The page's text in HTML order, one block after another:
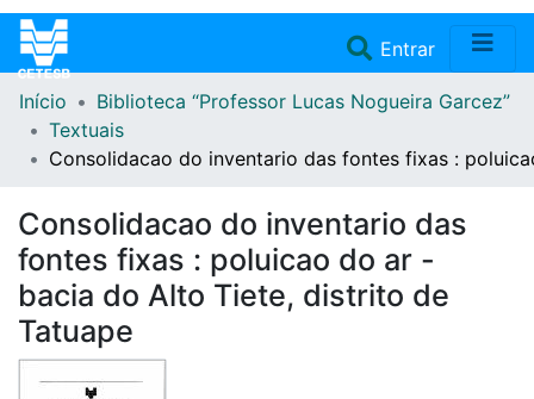
Entrar(current)
Home
Repositório
Doações/Aquisições
Início
Biblioteca “Professor Lucas Nogueira Garcez”
Textuais
Consolidacao do inventario das fontes fixas :
Consolidacao do inventario das
fontes fixas : poluicao do ar -
bacia do Alto Tiete, distrito de
Tatuape